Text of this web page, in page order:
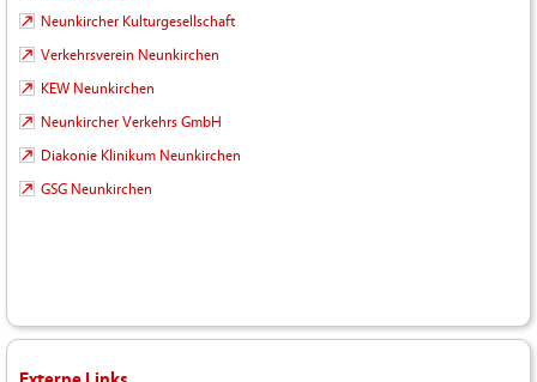
Neunkircher Kulturgesellschaft
Verkehrsverein Neunkirchen
KEW Neunkirchen
Neunkircher Verkehrs GmbH
Diakonie Klinikum Neunkirchen
GSG Neunkirchen